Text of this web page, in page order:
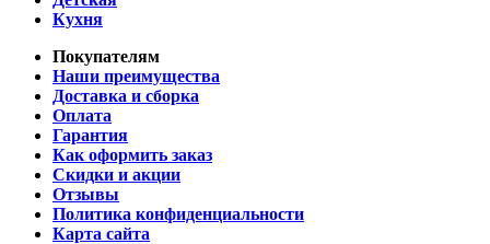
Кухня
Покупателям
Наши преимущества
Доставка и сборка
Оплата
Гарантия
Как оформить заказ
Скидки и акции
Отзывы
Политика конфиденциальности
Карта сайта